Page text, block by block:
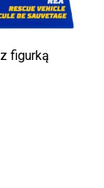
figurką